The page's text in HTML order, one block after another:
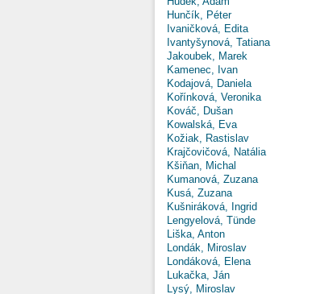
Hunčík, Péter
Ivaničková, Edita
Ivantyšynová, Tatiana
Jakoubek, Marek
Kamenec, Ivan
Kodajová, Daniela
Kořínková, Veronika
Kováč, Dušan
Kowalská, Eva
Kožiak, Rastislav
Krajčovičová, Natália
Kšiňan, Michal
Kumanová, Zuzana
Kusá, Zuzana
Kušniráková, Ingrid
Lengyelová, Tünde
Liška, Anton
Londák, Miroslav
Londáková, Elena
Lukačka, Ján
Lysý, Miroslav